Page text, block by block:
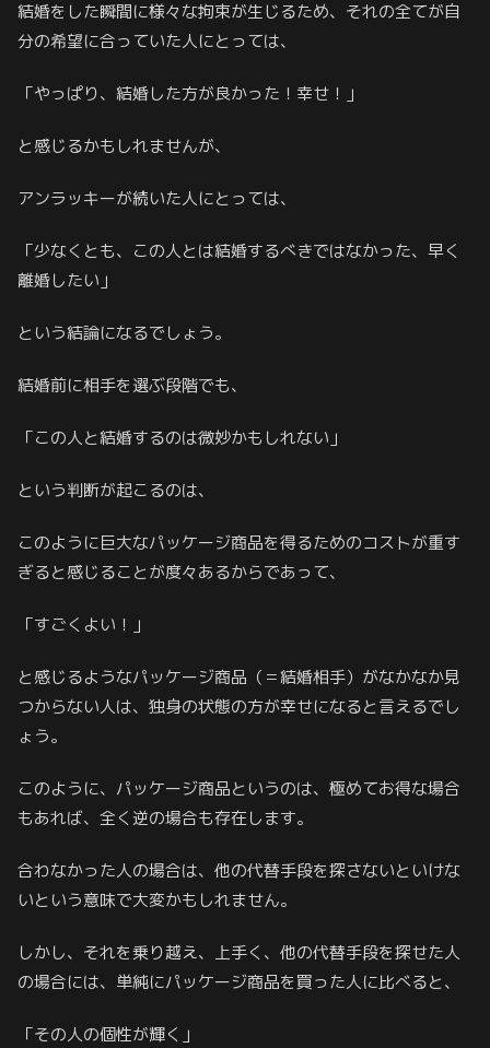
結婚をした瞬間に様々な拘束が生じるため、それの全てが自
分の希望に合っていた人にとっては、
「やっぱり、結婚した方が良かった！幸せ！」
と感じるかもしれませんが、
アンラッキーが続いた人にとっては、
「少なくとも、この人とは結婚するべきではなかった、早く
離婚したい」
という結論になるでしょう。
結婚前に相手を選ぶ段階でも、
「この人と結婚するのは微妙かもしれない」
という判断が起こるのは、
このように巨大なパッケージ商品を得るためのコストが重す
ぎると感じることが度々あるからであって、
「すごくよい！」
と感じるようなパッケージ商品（＝結婚相手）がなかなか見
つからない人は、独身の状態の方が幸せになると言えるでし
ょう。
このように、パッケージ商品というのは、極めてお得な場合
もあれば、全く逆の場合も存在します。
合わなかった人の場合は、他の代替手段を探さないといけな
いという意味で大変かもしれません。
しかし、それを乗り越え、上手く、他の代替手段を探せた人
の場合には、単純にパッケージ商品を買った人に比べると、
「その人の個性が輝く」